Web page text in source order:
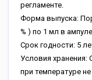
регламенте.
Форма выпуска:
% ) по 1 мл в
Срок годности: 5
Условия хранения:
при температуре